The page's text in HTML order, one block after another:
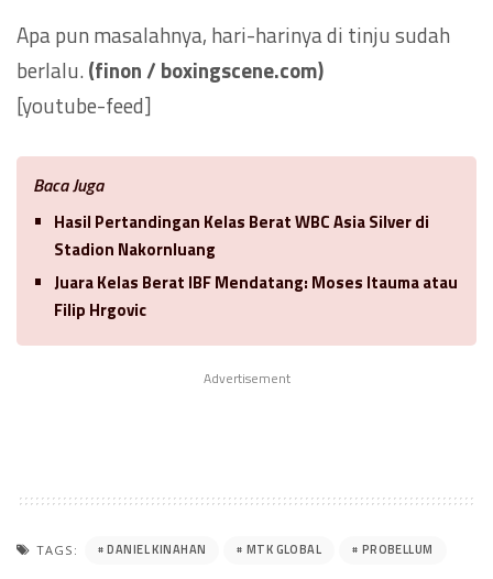
Apa pun masalahnya, hari-harinya di tinju sudah
berlalu.(finon / boxingscene.com)
[youtube-feed]
Baca Juga
Hasil Pertandingan Kelas Berat WBC Asia Silver di
Stadion Nakornluang
Juara Kelas Berat IBF Mendatang: Moses Itauma atau
Filip Hrgovic
Advertisement
TAGS: DANIEL KINAHAN MTK GLOBAL PROBELLUM